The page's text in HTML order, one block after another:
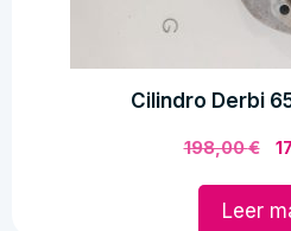
Cilindro Derbi
198,00€
El
Leer